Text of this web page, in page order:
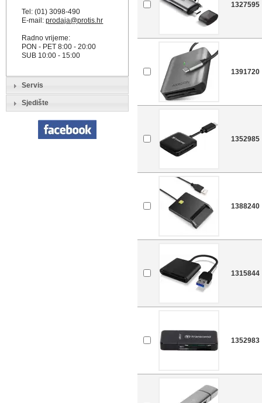
Tel: (01) 3098-490
E-mail:prodaja@protis.hr
Radno vrijeme:
PON - PET 8:00 - 20:00
SUB 10:00 - 15:00
Servis
Sjedište
1327595
1391720
1352985
1388240
1315844
1352983